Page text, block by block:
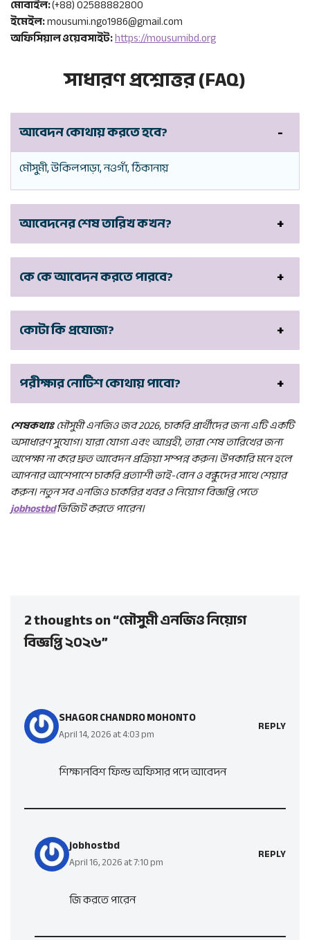
মোবাইল:(+88) 02588882800
ইমেইল:mousumi.ngo1986@gmail.com
অফিসিয়াল ওয়েবসাইট:https://mousumibd.org
সাধারণ প্রশ্নোত্তর (FAQ)
আবেদন কোথায় করতে হবে?
মৌসুমী, উকিলপাড়া, নওগাঁ, ঠিকানায়
আবেদনের শেষ তারিখ কখন?
কে কে আবেদন করতে পারবে?
কোটা কি প্রযোজ্য?
পরীক্ষার নোটিশ কোথায় পাবো?
শেষকথাঃমৌসুমী এনজিও জব 2026, চাকরি প্রার্থীদের জন্য এটি একটি
অসাধারণ সুযোগ। যারা যোগ্য এবং আগ্রহী, তারা শেষ তারিখের জন্য
অপেক্ষা না করে দ্রুত আবেদন প্রক্রিয়া সম্পন্ন করুন। উপকারি মনে হলে
আপনার আশেপাশে চাকরি প্রত্যাশী ভাই-বোন ও বন্ধুদের সাথে শেয়ার
করুন। নতুন সব এনজিও চাকরির খবর ও নিয়োগ বিজ্ঞপ্তি পেতে
jobhostbdভিজিট করতে পারেন।
2 thoughts on “মৌসুমী এনজিও নিয়োগ
বিজ্ঞপ্তি ২০২৬”
SHAGOR CHANDRO MOHONTO
April 14, 2026 at 4:03 pm REPLY
শিক্ষানবিশ ফিল্ড অফিসার পদে আবেদন
jobhostbd
April 16, 2026 at 7:10 pm REPLY
জি করতে পারেন